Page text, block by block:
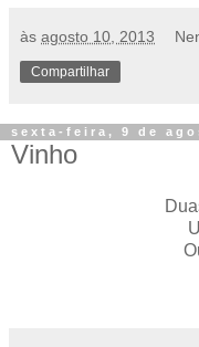
às agosto 10, 2013
Compartilhar
sexta-feira, 9 de
Vinho